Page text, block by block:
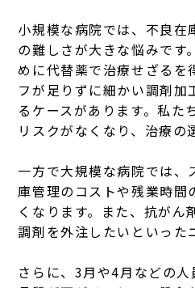
小規模な病院では、不良在
の難しさが大きな悩みです
めに代替薬で治療せざるを
フが足りずに細かい調剤加
るケースがあります。私た
リスクがなくなり、治療の
一方で大規模な病院では、
庫管理のコストや残業時間
くなります。また、抗がん
調剤を外注したいといった
さらに、3月や4月などの